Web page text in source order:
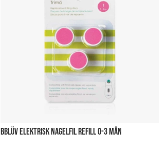
BBLÜV ELEKTRISK NAGELFIL REFILL 0-3 MÅN